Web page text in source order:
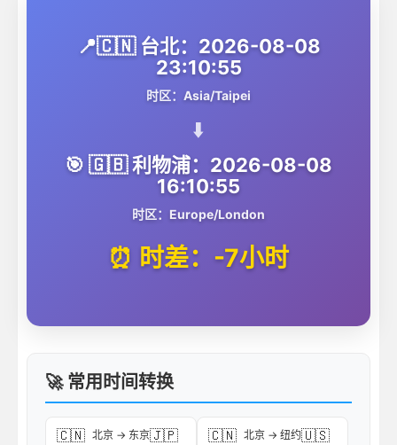
📍🇨🇳 台北：2026-08-08
23:10:55
时区：Asia/Taipei
⬇️
🎯 🇬🇧 利物浦：2026-08-08
16:10:55
时区：Europe/London
⏰ 时差：-7小时
🚀 常用时间转换
🇨🇳 北京 → 东京🇯🇵 🇨🇳 北京 → 纽约🇺🇸